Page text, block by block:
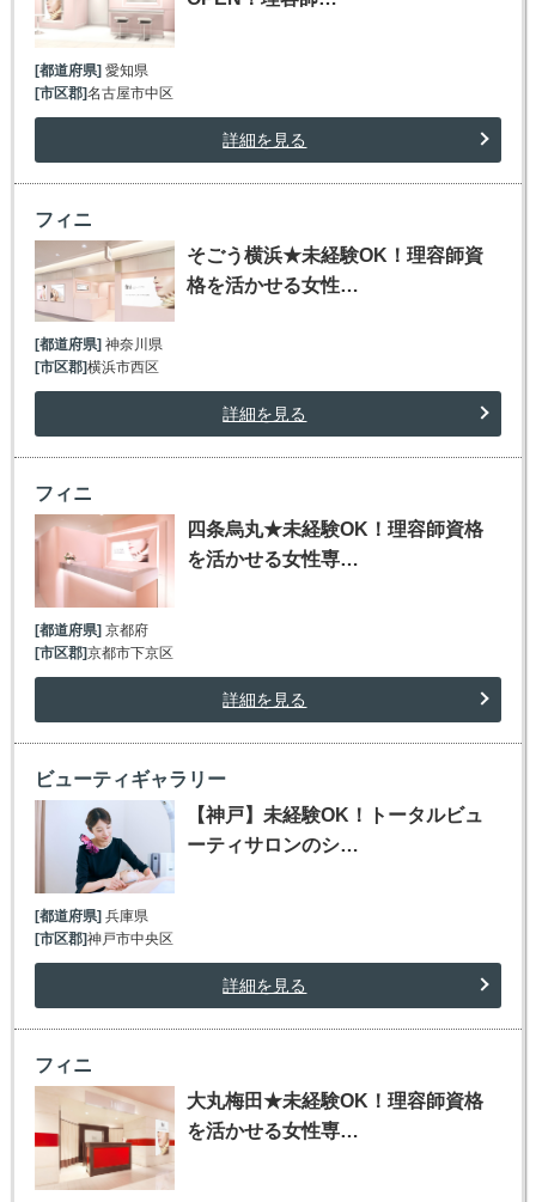
[都道府県]愛知県
[市区郡]名古屋市中区
詳細を見る
フィニ
そごう横浜★未経験OK！理容師資
格を活かせる女性…
[都道府県]神奈川県
[市区郡]横浜市西区
詳細を見る
フィニ
四条烏丸★未経験OK！理容師資格
を活かせる女性専…
[都道府県] 京都府
[市区郡]京都市下京区
詳細を見る
ビューティギャラリー
【神戸】未経験OK！トータルビュ
ーティサロンのシ…
[都道府県]兵庫県
[市区郡]神戸市中央区
詳細を見る
フィニ
大丸梅田★未経験OK！理容師資格
を活かせる女性専…